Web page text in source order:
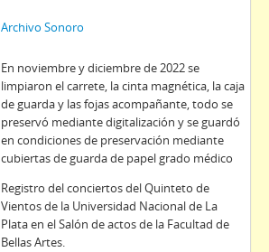
Archivo Sonoro
En noviembre y diciembre de 2022 se
limpiaron el carrete, la cinta magnética, la caja
de guarda y las fojas acompañante, todo se
preservó mediante digitalización y se guardó
en condiciones de preservación mediante
cubiertas de guarda de papel grado médico
Registro del conciertos del Quinteto de
Vientos de la Universidad Nacional de La
Plata en el Salón de actos de la Facultad de
Bellas Artes.